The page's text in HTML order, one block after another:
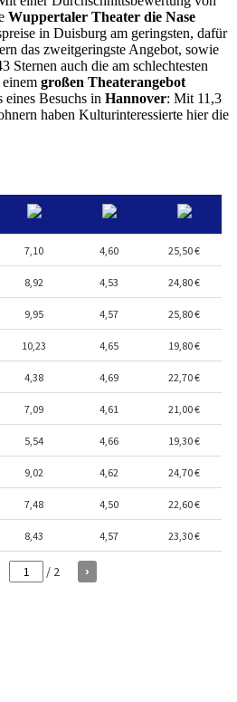
Wuppertaler Theater die Nase
in Duisburg am geringsten, dafür
das zweitgeringste Angebot, sowie
Sternen auch die am schlechtesten
großen Theaterangebot
eines Besuchs in Hannover: Mit 11,3
haben Kulturinteressierte hier die